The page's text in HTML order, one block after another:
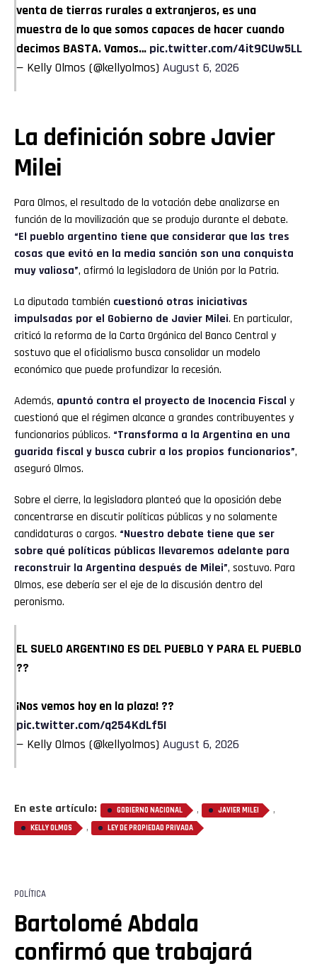
venta de tierras rurales a extranjeros, es una
muestra de lo que somos capaces de hacer cuando
decimos BASTA. Vamos… pic.twitter.com/4it9CUw5LL
— Kelly Olmos (@kellyolmos) August 6, 2026
La definición sobre Javier
Milei
Para Olmos, el resultado de la votación debe analizarse en
función de la movilización que se produjo durante el debate.
“El pueblo argentino tiene que considerar que las tres
cosas que evitó en la media sanción son una conquista
muy valiosa”, afirmó la legisladora de Unión por la Patria.
La diputada también cuestionó otras iniciativas
impulsadas por el Gobierno de Javier Milei. En particular,
criticó la reforma de la Carta Orgánica del Banco Central y
sostuvo que el oficialismo busca consolidar un modelo
económico que puede profundizar la recesión.
Además, apuntó contra el proyecto de Inocencia Fiscal y
cuestionó que el régimen alcance a grandes contribuyentes y
funcionarios públicos. “Transforma a la Argentina en una
guarida fiscal y busca cubrir a los propios funcionarios”,
aseguró Olmos.
Sobre el cierre, la legisladora planteó que la oposición debe
concentrarse en discutir políticas públicas y no solamente
candidaturas o cargos. “Nuestro debate tiene que ser
sobre qué políticas públicas llevaremos adelante para
reconstruir la Argentina después de Milei”, sostuvo. Para
Olmos, ese debería ser el eje de la discusión dentro del
peronismo.
EL SUELO ARGENTINO ES DEL PUEBLO Y PARA EL PUEBLO
??
¡Nos vemos hoy en la plaza! ??
pic.twitter.com/q254KdLf5I
— Kelly Olmos (@kellyolmos) August 6, 2026
En este artículo: GOBIERNO NACIONAL , JAVIER MILEI ,
KELLY OLMOS , LEY DE PROPIEDAD PRIVADA
POLÍTICA
Bartolomé Abdala
confirmó que trabajará